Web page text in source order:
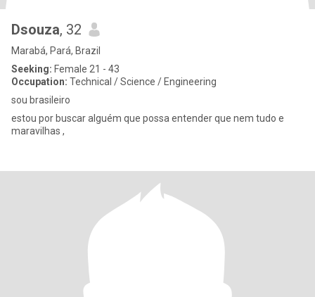
Dsouza, 32
Marabá, Pará, Brazil
Seeking: Female 21 - 43
Occupation: Technical / Science / Engineering
sou brasileiro
estou por buscar alguém que possa entender que nem tudo e
maravilhas ,